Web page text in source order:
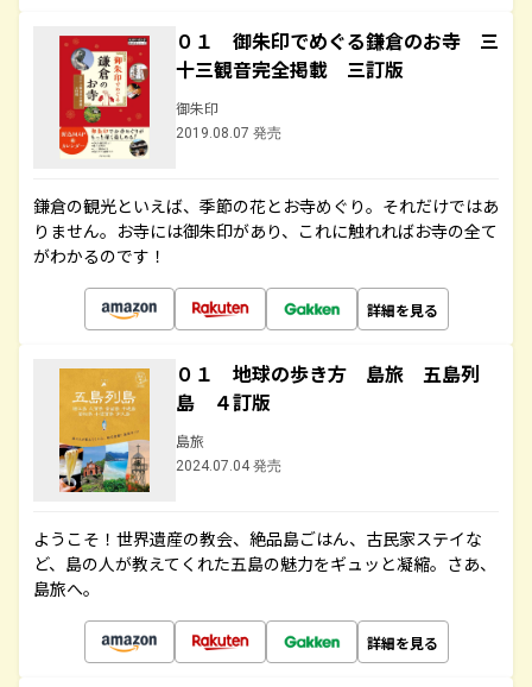
０１ 御朱印でめぐる鎌倉のお寺 三
十三観音完全掲載 三訂版
御朱印
2019.08.07 発売
鎌倉の観光といえば、季節の花とお寺めぐり。それだけではあ
りません。お寺には御朱印があり、これに触れればお寺の全て
がわかるのです！
詳細を見る
０１ 地球の歩き方 島旅 五島列
島 ４訂版
島旅
2024.07.04 発売
ようこそ！世界遺産の教会、絶品島ごはん、古民家ステイな
ど、島の人が教えてくれた五島の魅力をギュッと凝縮。さあ、
島旅へ。
詳細を見る